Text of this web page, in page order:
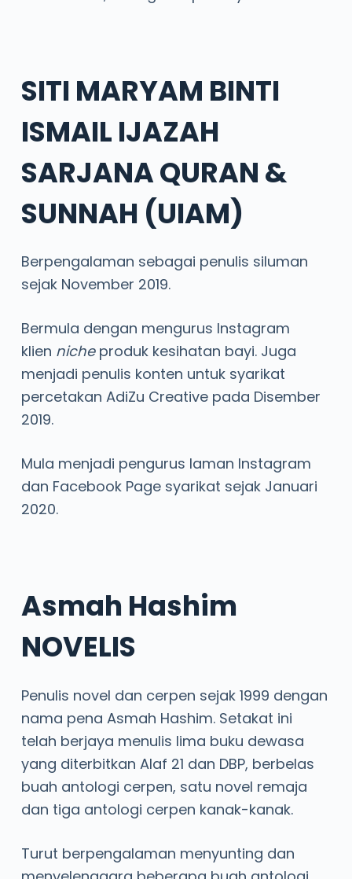
SITI MARYAM BINTI
ISMAIL IJAZAH
SARJANA QURAN &
SUNNAH (UIAM)
Berpengalaman sebagai penulis siluman
sejak November 2019.
Bermula dengan mengurus Instagram
klien nicheproduk kesihatan bayi. Juga
menjadi penulis konten untuk syarikat
percetakan AdiZu Creative pada Disember
2019.
Mula menjadi pengurus laman Instagram
dan Facebook Page syarikat sejak Januari
2020.
Asmah Hashim
NOVELIS
Penulis novel dan cerpen sejak 1999 dengan
nama pena Asmah Hashim. Setakat ini
telah berjaya menulis lima buku dewasa
yang diterbitkan Alaf 21 dan DBP, berbelas
buah antologi cerpen, satu novel remaja
dan tiga antologi cerpen kanak-kanak.
Turut berpengalaman menyunting dan